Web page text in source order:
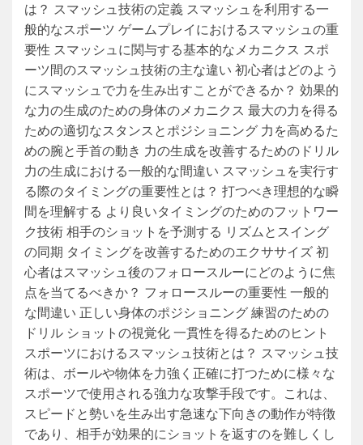
は？ スマッシュ技術の定義 スマッシュを利用する一
般的なスポーツ ゲームプレイにおけるスマッシュの重
要性 スマッシュに関与する基本的なメカニクス スポ
ーツ間のスマッシュ技術の主な違い 初心者はどのよう
にスマッシュで力を生み出すことができるか？ 効果的
な力の生成のための身体のメカニクス 最大の力を得る
ための適切なスタンスとポジショニング 力を高めるた
めの腕と手首の動き 力の生成を改善するためのドリル
力の生成における一般的な間違い スマッシュを実行す
る際のタイミングの重要性とは？ 打つべき理想的な瞬
間を理解する より良いタイミングのためのフットワー
ク技術 相手のショットを予測する リズムとスイング
の同期 タイミングを改善するためのエクササイズ 初
心者はスマッシュ後のフォロースルーにどのように焦
点を当てるべきか？ フォロースルーの重要性 一般的
な間違い 正しい身体のポジショニング 練習のための
ドリル ショットの視覚化 一貫性を得るためのヒント
スポーツにおけるスマッシュ技術とは？ スマッシュ技
術は、ボールや物体を力強く正確に打つために様々な
スポーツで使用される強力な攻撃手段です。これは、
スピードと勢いを生み出す急速な下向きの動作が特徴
であり、相手が効果的にショットを返すのを難しくし